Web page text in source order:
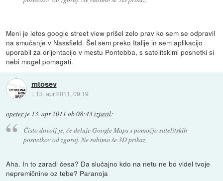
Meni je letos google street view prišel zelo prav ko sem se odpravil
na smučanje v Nassfield. Šel sem preko Italije in sem aplikacijo
uporabil za orijentacijo v mestu Pontebba, s satelitskimi posnetki si
nebi mogel pomagati.
mtosev
:: 13. apr 2011, 09:19
opeterje 13. apr 2011 ob 08:43izjavil:
Čisto dovolj je, če deluje Google Maps s pomočjo satelitskih
posnetkov od zgoraj. Ne rabimo še 3D prikaz.
Aha. In to zaradi česa? Da slučajno kdo na netu ne bo videl tvoje
nepremičnine oz tebe? Paranoja